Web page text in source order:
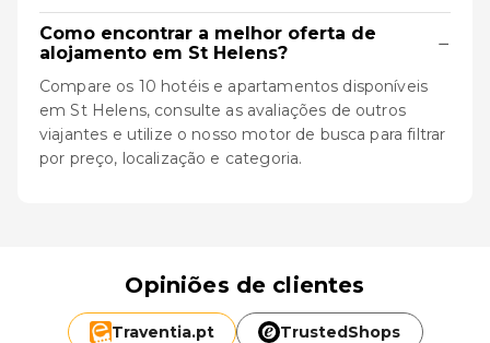
Como encontrar a melhor oferta de
alojamento em St Helens?
−
Compare os 10 hotéis e apartamentos disponíveis
em St Helens, consulte as avaliações de outros
viajantes e utilize o nosso motor de busca para filtrar
por preço, localização e categoria.
Opiniões de clientes
Traventia.pt TrustedShops